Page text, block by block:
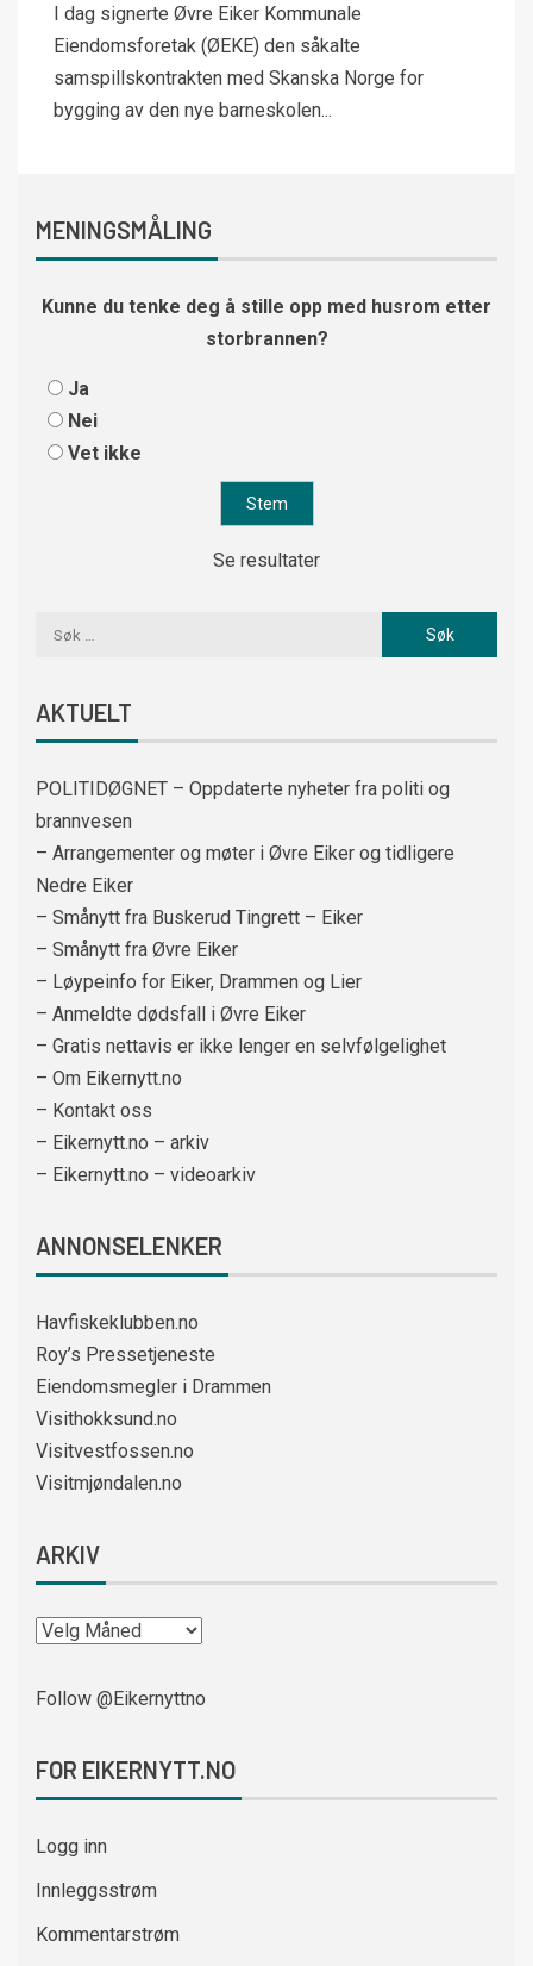
I dag signerte Øvre Eiker Kommunale
Eiendomsforetak (ØEKE) den såkalte
samspillskontrakten med Skanska Norge for
bygging av den nye barneskolen...
MENINGSMÅLING
Kunne du tenke deg å stille opp med husrom etter
storbrannen?
Ja
Nei
Vet ikke
Se resultater
AKTUELT
POLITIDØGNET – Oppdaterte nyheter fra politi og
brannvesen
– Arrangementer og møter i Øvre Eiker og tidligere
Nedre Eiker
– Smånytt fra Buskerud Tingrett – Eiker
– Smånytt fra Øvre Eiker
– Løypeinfo for Eiker, Drammen og Lier
– Anmeldte dødsfall i Øvre Eiker
– Gratis nettavis er ikke lenger en selvfølgelighet
– Om Eikernytt.no
– Kontakt oss
– Eikernytt.no – arkiv
– Eikernytt.no – videoarkiv
ANNONSELENKER
Havfiskeklubben.no
Roy’s Pressetjeneste
Eiendomsmegler i Drammen
Visithokksund.no
Visitvestfossen.no
Visitmjøndalen.no
ARKIV
Follow @Eikernyttno
FOR EIKERNYTT.NO
Logg inn
Innleggsstrøm
Kommentarstrøm